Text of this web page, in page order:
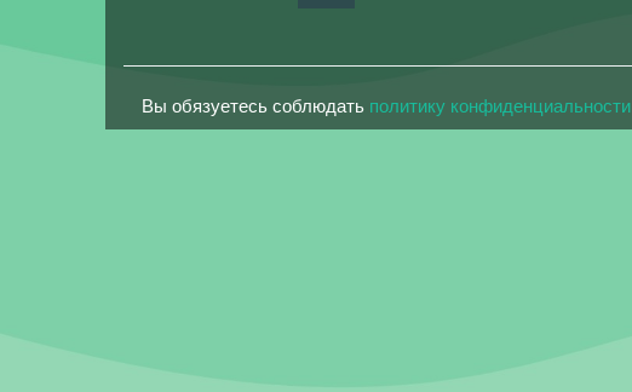
Вы обязуетесь соблюдать политику конфиденциальности